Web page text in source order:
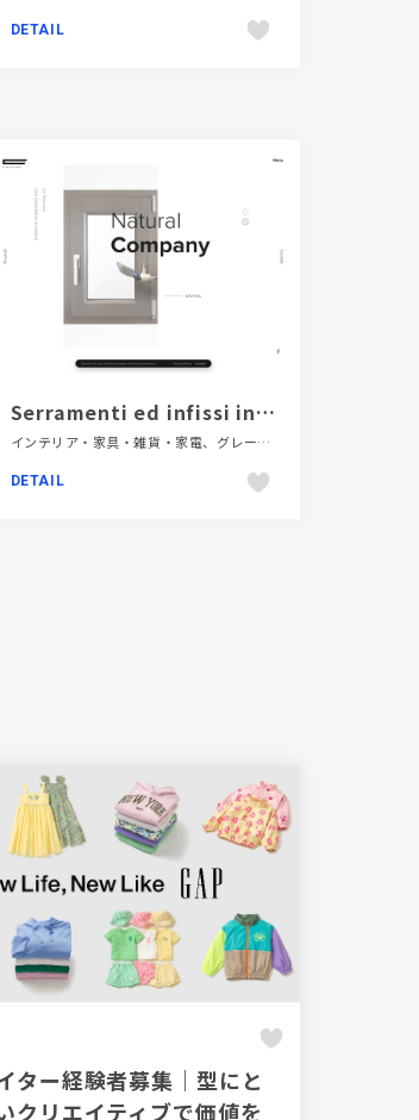
DETAIL
Serramenti ed infissi in legno e legno/alluminio - Finnova
インテリア・家具・雑貨・家電、グレー系、コーポレートサイト、シンプル、スクロールエフェクト、スタイリッシュ、タイポグラフィー、ナチュラル、ホワイト系、大きめ写真、建設・住宅・不動産、海外サイト
DETAIL
ター経験者募集｜型にと
クリエイティブで価値を